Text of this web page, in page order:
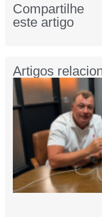
Compartilhe
este artigo
Artigos